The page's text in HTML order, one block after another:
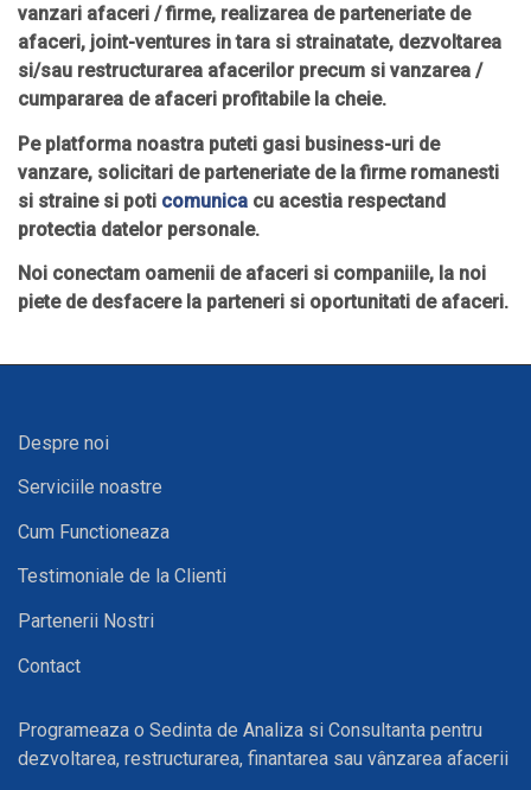
vanzari afaceri / firme, realizarea de parteneriate de
afaceri, joint-ventures in tara si strainatate, dezvoltarea
si/sau restructurarea afacerilor precum si vanzarea /
cumpararea de afaceri profitabilela cheie.
Pe platforma noastra puteti gasi business-uri de
vanzare, solicitari de parteneriate de la firme romanesti
si straine si poti comunica cu acestia respectand
protectia datelor personale.
Noi conectam oamenii de afaceri si companiile, la noi
piete de desfacere la parteneri si oportunitati de afaceri.
Despre noi
Serviciile noastre
Cum Functioneaza
Testimoniale de la Clienti
Partenerii Nostri
Contact
Programeaza o Sedinta de Analiza si Consultanta pentru
dezvoltarea, restructurarea, finantarea sau vânzarea afacerii